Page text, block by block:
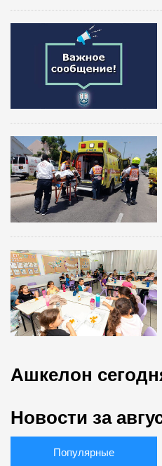
Ашкелон
Новости за
Популярные